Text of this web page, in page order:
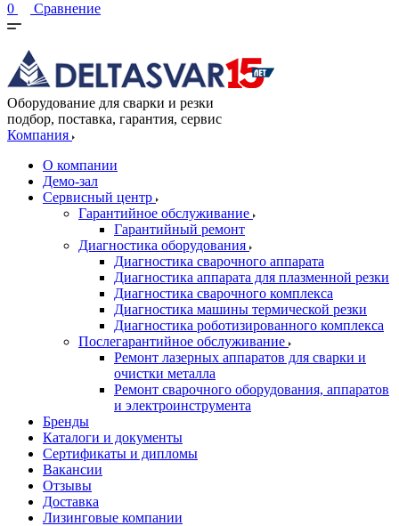
0 Сравнение
Оборудование для сварки и резки
подбор, поставка, гарантия, сервис
Компания
О компании
Демо-зал
Сервисный центр
Гарантийное обслуживание
Гарантийный ремонт
Диагностика оборудования
Диагностика сварочного аппарата
Диагностика аппарата для плазменной резки
Диагностика сварочного комплекса
Диагностика машины термической резки
Диагностика роботизированного комплекса
Послегарантийное обслуживание
Ремонт лазерных аппаратов для сварки и
очистки металла
Ремонт сварочного оборудования, аппаратов
и электроинструмента
Бренды
Каталоги и документы
Сертификаты и дипломы
Вакансии
Отзывы
Доставка
Лизинговые компании